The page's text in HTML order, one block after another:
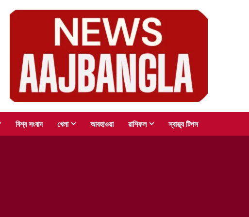
বিশ্ব সংবাদ খেলা আবহাওয়া রাশিফল স্বাস্থ্য টিপস